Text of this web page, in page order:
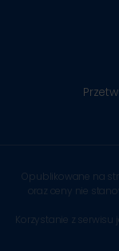
Opublikowane na
oraz ceny nie
Korzystanie z